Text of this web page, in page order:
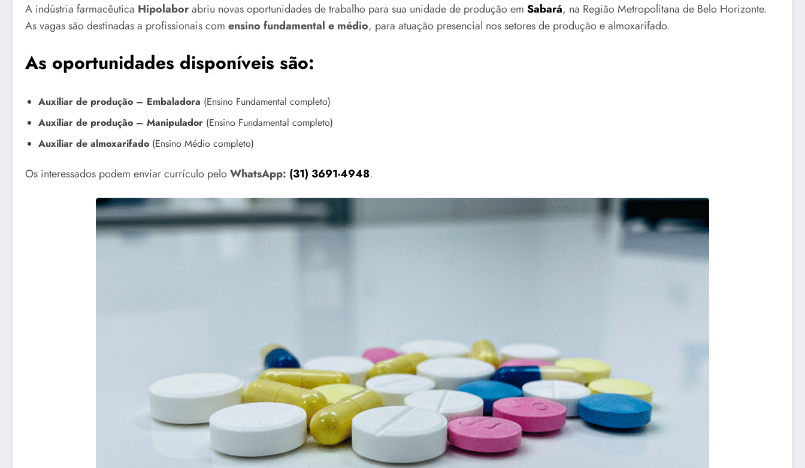
A indústria farmacêutica Hipolaborabriu novas oportunidades de trabalho para sua unidade de produção em Sabará, na Região Metropolitana de Belo Horizonte.
As vagas são destinadas a profissionais com ensino fundamental e médio, para atuação presencial nos setores de produção e almoxarifado.
As oportunidades disponíveis são:
Auxiliar de produção – Embaladora (Ensino Fundamental completo)
Auxiliar de produção – Manipulador (Ensino Fundamental completo)
Auxiliar de almoxarifado (Ensino Médio completo)
Os interessados podem enviar currículo peloWhatsApp: (31) 3691-4948.